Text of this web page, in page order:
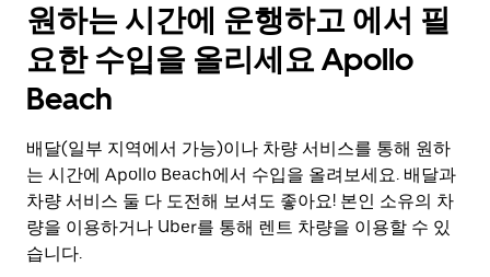
캘
린
더
를
닫
려
면
Esc
키
를
누
원하는 시간에 운행하고 에서 필
요한 수입을 올리세요 Apollo
Beach
배달(일부 지역에서 가능)이나 차량 서비스를 통해 원하
는 시간에 Apollo Beach에서 수입을 올려보세요. 배달과
차량 서비스 둘 다 도전해 보셔도 좋아요! 본인 소유의 차
량을 이용하거나 Uber를 통해 렌트 차량을 이용할 수 있
습니다.